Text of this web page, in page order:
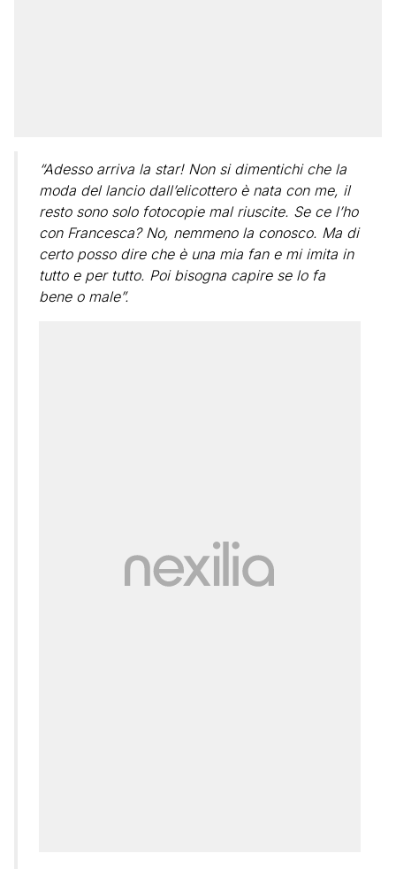
“Adesso arriva la star! Non si dimentichi che la
moda del lancio dall’elicottero è nata con me, il
resto sono solo fotocopie mal riuscite. Se ce l’ho
con Francesca? No, nemmeno la conosco. Ma di
certo posso dire che è una mia fan e mi imita in
tutto e per tutto. Poi bisogna capire se lo fa
bene o male”.